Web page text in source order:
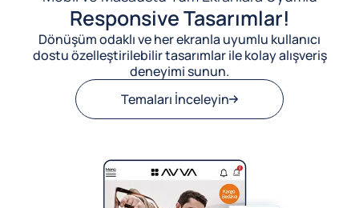
Responsive Tasarımlar!
Dönüşüm odaklı ve her ekranla uyumlu kullanıcı
dostu özelleştirilebilir tasarımlar ile kolay alışveriş
deneyimi sunun.
Temaları İnceleyin